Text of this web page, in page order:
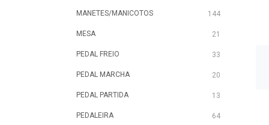
MANETES/MANICOTOS 144
MESA 21
PEDAL FREIO 33
PEDAL MARCHA 20
PEDAL PARTIDA 13
PEDALEIRA 64